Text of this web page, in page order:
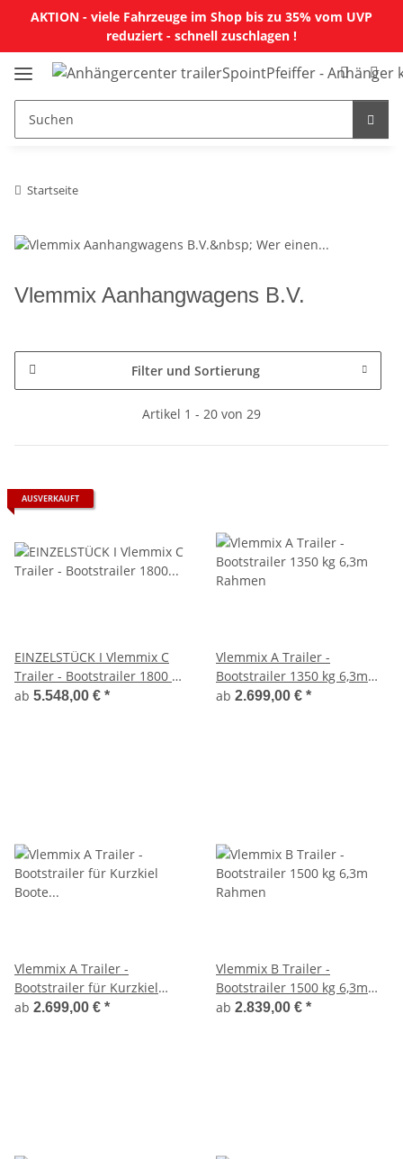
AKTION - viele Fahrzeuge im Shop bis zu 35% vom UVP
reduziert - schnell zuschlagen !
Startseite
Vlemmix Aanhangwagens B.V.
Filter und Sortierung
Artikel 1 - 20 von 29
AUSVERKAUFT
EINZELSTÜCK I Vlemmix C
Trailer - Bootstrailer 1800 kg
6,3m Rahmen - FLEXROLL
ab 5.548,00 € *
Vlemmix A Trailer -
Bootstrailer 1350 kg 6,3m
Rahmen
ab 2.699,00 € *
Vlemmix A Trailer -
Bootstrailer für Kurzkiel
Boote 1350 kg 6,3m Rahmen
ab 2.699,00 € *
Vlemmix B Trailer -
Bootstrailer 1500 kg 6,3m
Rahmen
ab 2.839,00 € *